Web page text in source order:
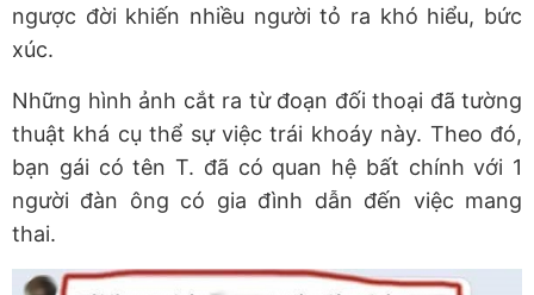
ngược đời khiến nhiều người tỏ ra khó hiểu, bức
xúc.
Những hình ảnh cắt ra từ đoạn đối thoại đã tường
thuật khá cụ thể sự việc trái khoáy này. Theo đó,
bạn gái có tên T. đã có quan hệ bất chính với 1
người đàn ông có gia đình dẫn đến việc mang
thai.